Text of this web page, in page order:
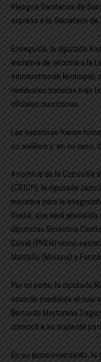
Riesgos Sanitarios de
expresa a la Secretaría
Enseguida, la diputada
iniciativa de reforma a la
Administración Municipal,
residuales tratadas bajo
oficiales mexicanas.
Las iniciativas fueron
su análisis y, en su caso,
A nombre de la Comisión
(CRICP), la diputada
iniciativa para la
Social, que será presidida
diputadas Ernestina
Corral (PVEM) como
Montaño (Morena) y
Por su parte, la diputada
acuerdo mediante el cual
Bernardo Maytorena
convocó a su suplente
En su posicionamiento, la